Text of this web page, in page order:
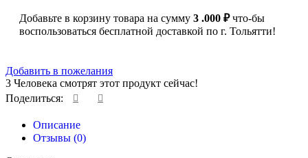
Добавьте в корзину товара на сумму 3 .000 ₽что-бы
воспользоваться бесплатной доставкой по г. Тольятти!
Добавить в пожелания
3 Человека смотрят этот продукт сейчас!
Поделиться:
Описание
Отзывы (0)